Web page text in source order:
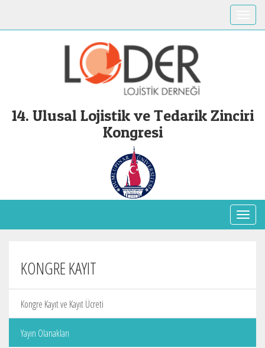
14. Ulusal Lojistik ve Tedarik Zinciri
Kongresi
KONGRE KAYIT
Kongre Kayıt ve Kayıt Ücreti
Yayın Olanakları